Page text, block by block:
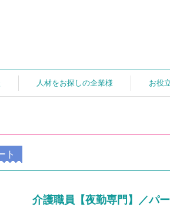
人材をお探しの企業様 お役
ト
介護職員【夜勤専門】／パ